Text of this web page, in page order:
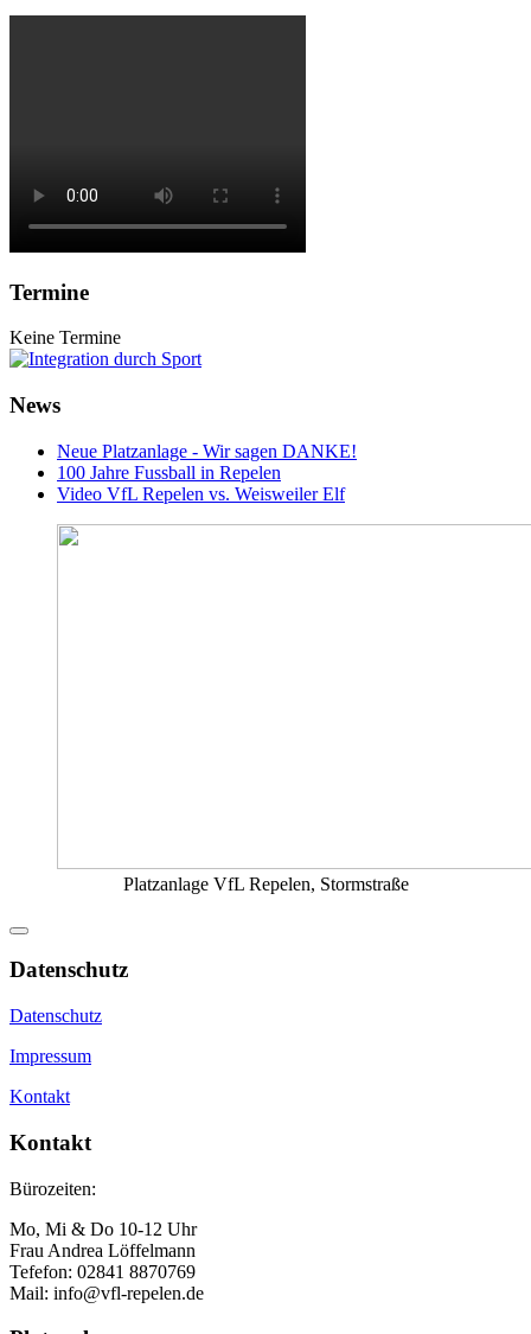
Termine
Keine Termine
News
Neue Platzanlage - Wir sagen DANKE!
100 Jahre Fussball in Repelen
Video VfL Repelen vs. Weisweiler Elf
Platzanlage VfL Repelen, Stormstraße
Datenschutz
Datenschutz
Impressum
Kontakt
Kontakt
Bürozeiten:
Mo, Mi & Do 10-12 Uhr
Frau Andrea Löffelmann
Tefefon: 02841 8870769
Mail: info@vfl-repelen.de